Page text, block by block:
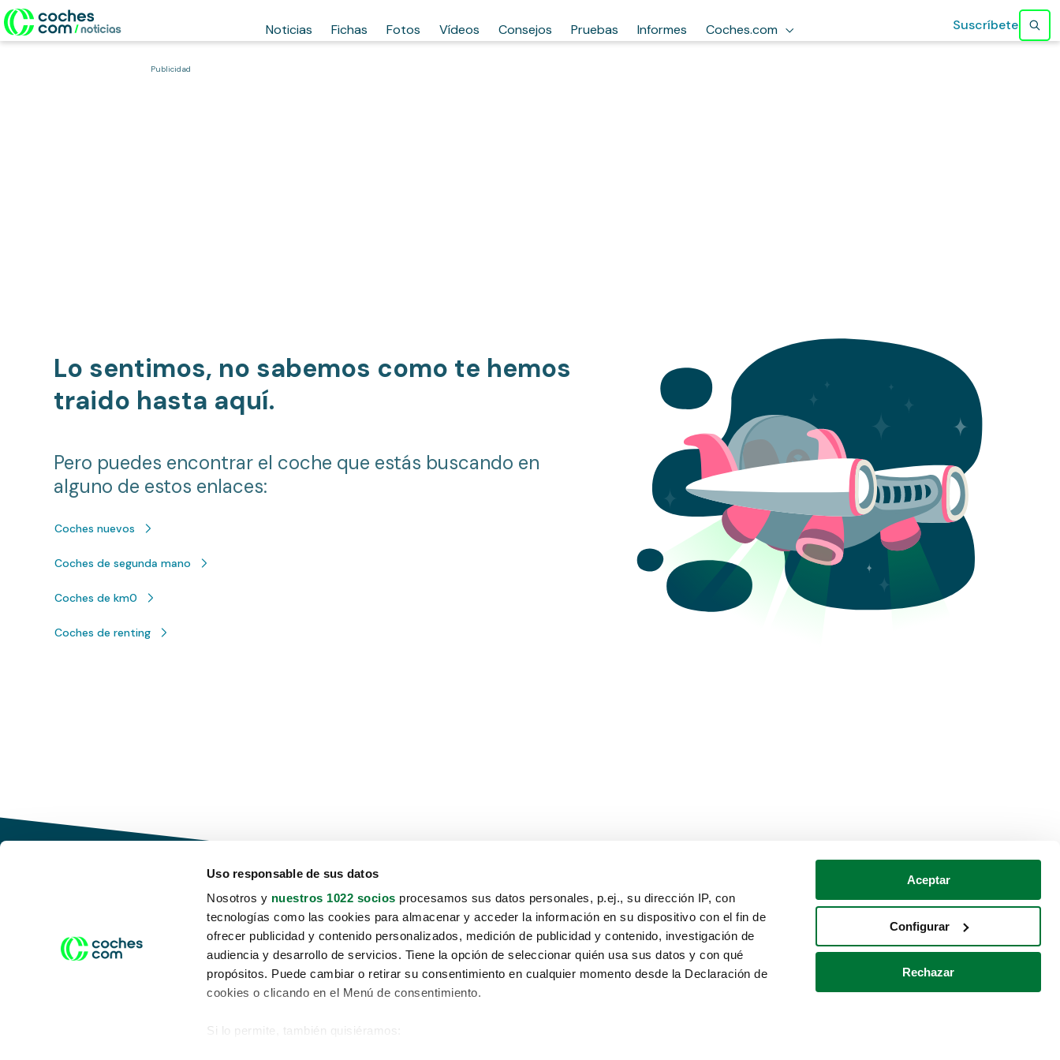
Uso responsable de sus datos
Nosotros y nuestros 1022 socios procesamos sus datos personales, p.ej., su dirección IP, con
tecnologías como las cookies para almacenar y acceder la información en su dispositivo con el fin de
ofrecer publicidad y contenido personalizados, medición de publicidad y contenido, investigación de
audiencia y desarrollo de servicios. Tiene la opción de seleccionar quién usa sus datos y con qué
propósitos. Puede cambiar o retirar su consentimiento en cualquier momento desde la Declaración de
cookies o clicando en el Menú de consentimiento.
Si lo permite, también quisiéramos:
Aceptar
Configurar
Rechazar
Noticias Fichas Fotos Vídeos Consejos Pruebas Informes Coches.com Suscríbete
Publicidad
Lo sentimos, no sabemos como te hemos
traido hasta aquí.
Pero puedes encontrar el coche que estás buscando en
alguno de estos enlaces:
Coches nuevos
Coches de segunda mano
Coches de km0
Coches de renting
Conduce tu futuro,
desata tu movilidad